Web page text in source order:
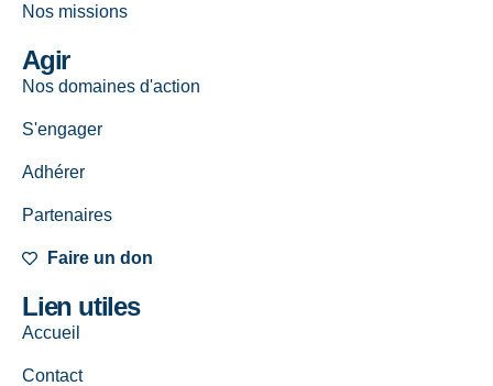
Nos missions
Agir
Nos domaines d'action
S'engager
Adhérer
Partenaires
Faire un don
Lien utiles
Accueil
Contact